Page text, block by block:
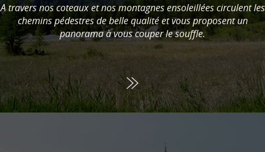
A travers nos coteaux et nos montagnes ensoleillées circulent les
chemins pédestres de belle qualité et vous proposent un
panorama à vous couper le souffle.